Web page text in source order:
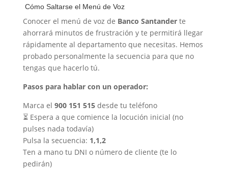
️ Cómo Saltarse el Menú de Voz
Conocer el menú de voz de Banco Santanderte
ahorrará minutos de frustración y te permitirá llegar
rápidamente al departamento que necesitas. Hemos
probado personalmente la secuencia para que no
tengas que hacerlo tú.
Pasos para hablar con un operador:
Marca el 900 151 515desde tu teléfono
⏳ Espera a que comience la locución inicial (no
pulses nada todavía)
Pulsa la secuencia: 1,1,2
Ten a mano tu DNI o número de cliente (te lo
pedirán)